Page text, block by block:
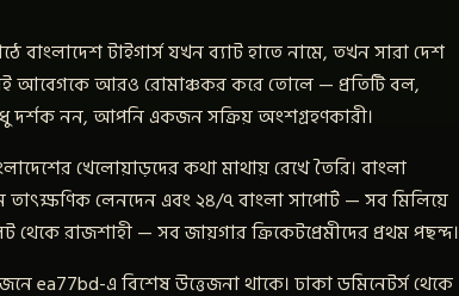
বাংলাদেশ টাইগার্স যখন ব্যাট হাতে নামে, তখন সারা দেশ
আবেগকে আরও রোমাঞ্চকর করে তোলে — প্রতিটি বল,
দর্শক নন, আপনি একজন সক্রিয় অংশগ্রহণকারী।
খেলোয়াড়দের কথা মাথায় রেখে তৈরি। বাংলা
তাৎক্ষণিক লেনদেন এবং ২৪/৭ বাংলা সাপোর্ট — সব মিলিয়ে
থেকে রাজশাহী — সব জায়গার ক্রিকেটপ্রেমীদের প্রথম পছন্দ।
ea77bd-এ বিশেষ উত্তেজনা থাকে। ঢাকা ডমিনেটর্স থেকে